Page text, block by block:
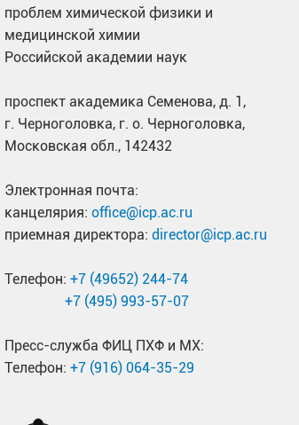
проблем химической физики и
медицинской химии
Российской академии наук
проспект академика Семенова, д. 1,
г. Черноголовка, г. о. Черноголовка,
Московская обл., 142432
Электронная почта:
канцелярия: office@icp.ac.ru
приемная директора: director@icp.ac.ru
Телефон: +7 (49652) 244-74
+7 (495) 993-57-07
Пресс-служба ФИЦ ПХФ и МХ:
Телефон: +7 (916) 064-35-29